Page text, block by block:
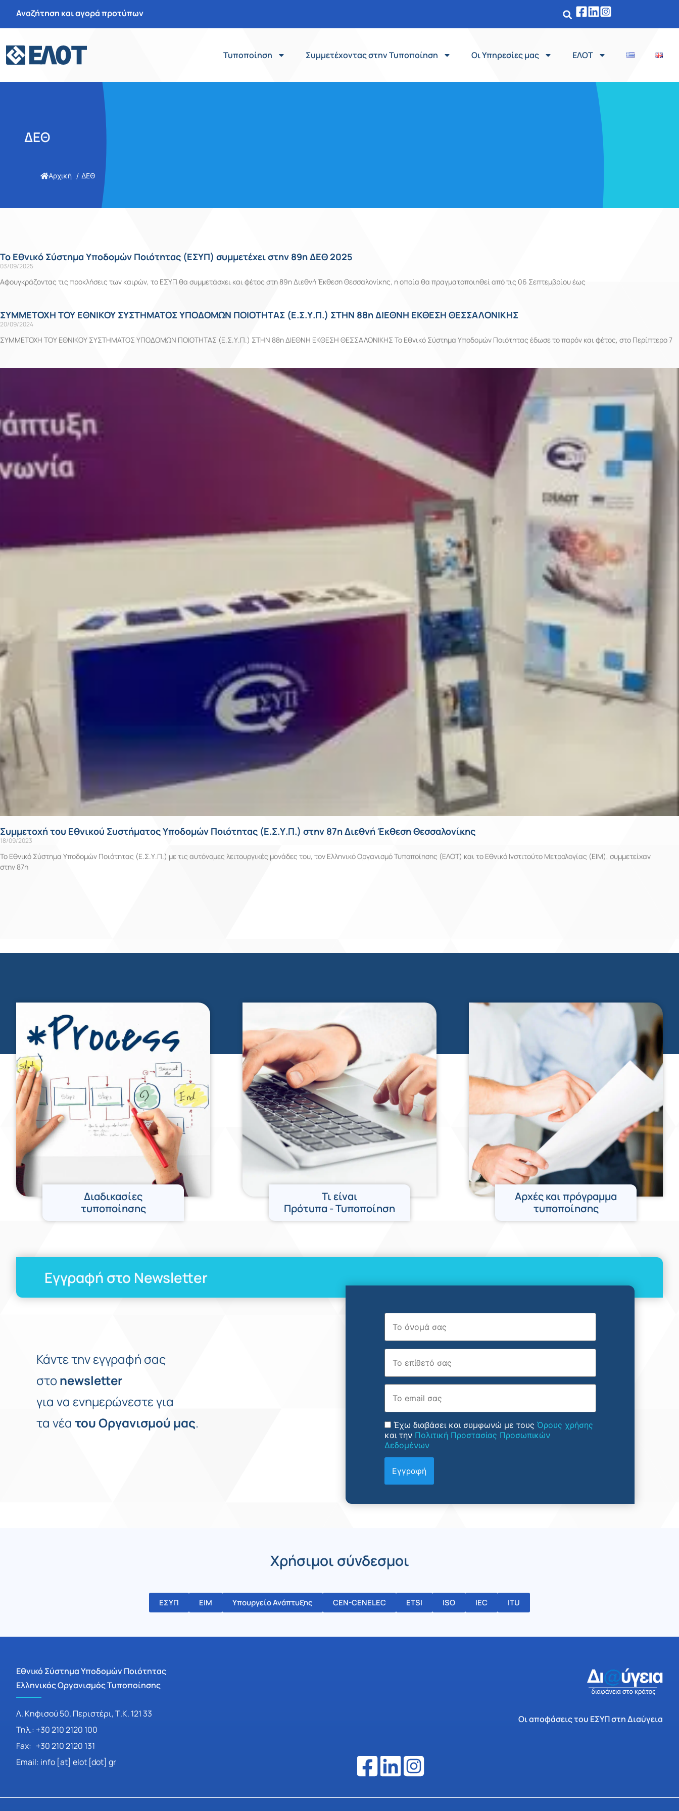
Αναζήτηση και αγορά προτύπων
Τυποποίηση Συμμετέχοντας στην Τυποποίηση Οι Υπηρεσίες μας ΕΛΟΤ
ΔΕΘ
Αρχική ΔΕΘ
Το Εθνικό Σύστημα Υποδομών Ποιότητας (ΕΣΥΠ) συμμετέχει στην 89η ΔΕΘ 2025
03/09/2025
Αφουγκράζοντας τις προκλήσεις των καιρών, το ΕΣΥΠ θα συμμετάσχει και φέτος στη 89η Διεθνή Έκθεση Θεσσαλονίκης, η οποία θα πραγματοποιηθεί από τις 06 Σεπτεμβρίου έως
ΣΥΜΜΕΤΟΧΗ ΤΟΥ ΕΘΝΙΚΟΥ ΣΥΣΤΗΜΑΤΟΣ ΥΠΟΔΟΜΩΝ ΠΟΙΟΤΗΤΑΣ (Ε.Σ.Υ.Π.) ΣΤΗΝ 88η ΔΙΕΘΝΗ ΕΚΘΕΣΗ ΘΕΣΣΑΛΟΝΙΚΗΣ
20/09/2024
ΣΥΜΜΕΤΟΧΗ ΤΟΥ ΕΘΝΙΚΟΥ ΣΥΣΤΗΜΑΤΟΣ ΥΠΟΔΟΜΩΝ ΠΟΙΟΤΗΤΑΣ (Ε.Σ.Υ.Π.) ΣΤΗΝ 88η ΔΙΕΘΝΗ ΕΚΘΕΣΗ ΘΕΣΣΑΛΟΝΙΚΗΣ Το Εθνικό Σύστημα Υποδομών Ποιότητας έδωσε το παρόν και φέτος, στο Περίπτερο 7
Συμμετοχή του Εθνικού Συστήματος Υποδομών Ποιότητας (Ε.Σ.Υ.Π.) στην 87η Διεθνή Έκθεση Θεσσαλονίκης
18/09/2023
Το Εθνικό Σύστημα Υποδομών Ποιότητας (Ε.Σ.Υ.Π.) με τις αυτόνομες λειτουργικές μονάδες του, τον Ελληνικό Οργανισμό Τυποποίησης (ΕΛΟΤ) και το Εθνικό Ινστιτούτο Μετρολογίας (ΕΙΜ), συμμετείχαν
στην 87η
Διαδικασίες
τυποποίησης
Τι είναι
Πρότυπα - Τυποποίηση
Αρχές και πρόγραμμα
τυποποίησης
Εγγραφή στο Newsletter
Κάντε την εγγραφή σας
στοnewsletter
για να ενημερώνεστε για
τα νέα τουΟργανισμού μας.
Όνομα
Επώνυμο
Email
Έχω διαβάσει και συμφωνώ με τους Όρους χρήσης
και την Πολιτική Προστασίας Προσωπικών
Δεδομένων
Χρήσιμοι σύνδεσμοι
ΕΣΥΠ ΕΙΜ Υπουργείο Ανάπτυξης CEN-CENELEC ETSI ISO IEC ITU
Εθνικό Σύστημα Υποδομών Ποιότητας
Ελληνικός Οργανισμός Τυποποίησης
Λ. Κηφισού 50, Περιστέρι, Τ.Κ. 121 33
Τηλ.: +30 210 2120 100
Fax: +30 210 2120 131
Email: info [at] elot [dot] gr
Οι αποφάσεις του ΕΣΥΠ στη Διαύγεια